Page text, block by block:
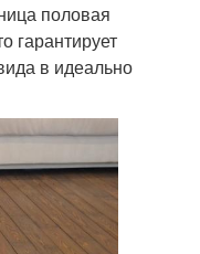
половая
гарантирует
в идеально